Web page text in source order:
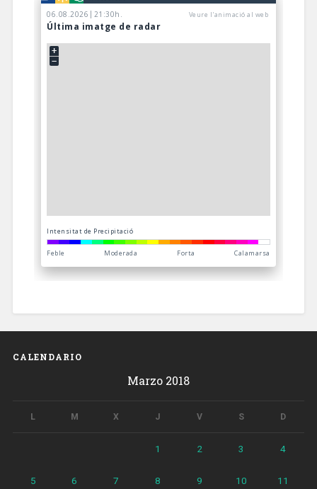
CALENDARIO
Marzo 2018
L M X J V S D
1 2 3 4
5 6 7 8 9 10 11